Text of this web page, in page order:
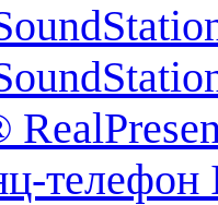
телефон